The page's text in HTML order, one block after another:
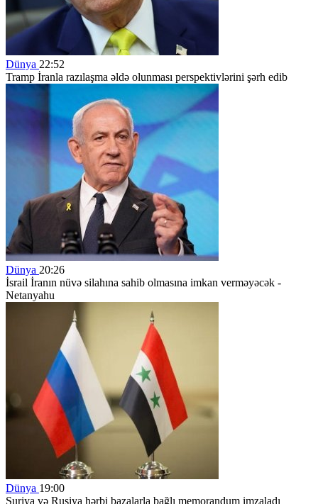
Dünya 22:52
Tramp İranla razılaşma əldə olunması perspektivlərini şərh edib
Dünya 20:26
İsrail İranın nüvə silahına sahib olmasına imkan verməyəcək -
Netanyahu
Dünya 19:00
Suriya və Rusiya hərbi bazalarla bağlı memorandum imzaladı